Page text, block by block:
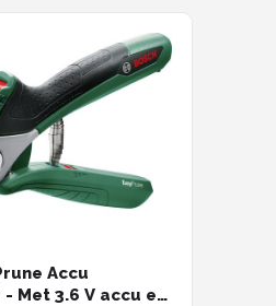
Accu
Met 3.6 V accu en